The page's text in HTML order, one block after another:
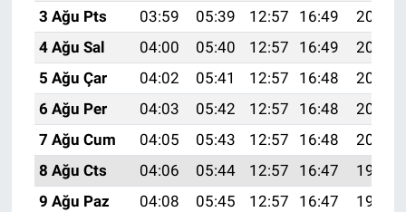
3 Ağu Pts
03:59 05:39 12:57 16:49
20:05
4 Ağu Sal
04:00 05:40 12:57 16:49
20:04
5 Ağu Çar
04:02 05:41 12:57 16:48
20:03
6 Ağu Per
04:03 05:42 12:57 16:48
20:02
7 Ağu Cum
04:05 05:43 12:57 16:48
20:01
8 Ağu Cts
04:06 05:44 12:57 16:47
19:59
9 Ağu Paz
04:08 05:45 12:57 16:47
19:58